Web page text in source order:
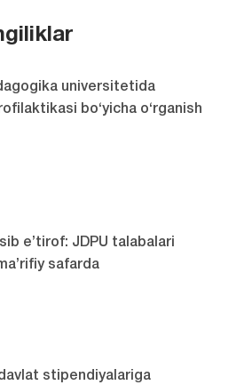
universitetida
bo‘yicha o‘rganish
e’tirof: JDPU talabalari
safarda
stipendiyalariga